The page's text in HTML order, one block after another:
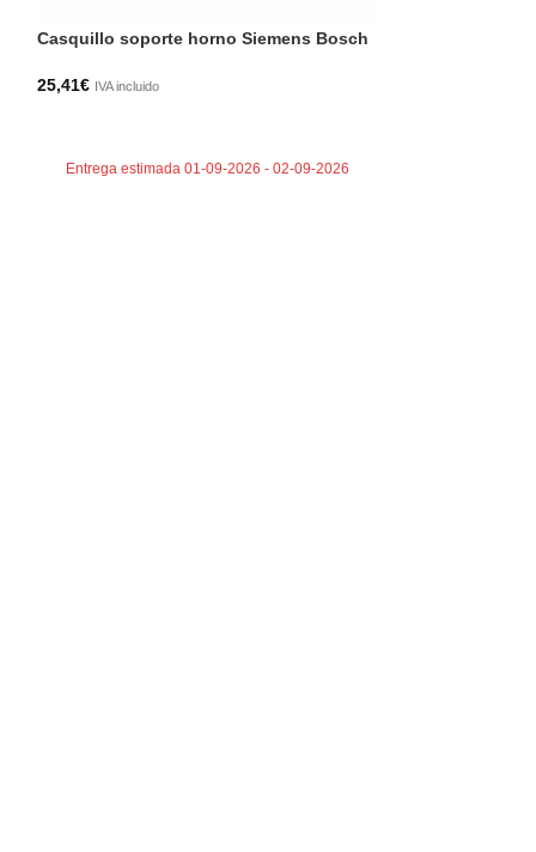
Casquillo soporte horno Siemens Bosch
25,41€ IVA incluido
Entrega estimada 01-09-2026 - 02-09-2026